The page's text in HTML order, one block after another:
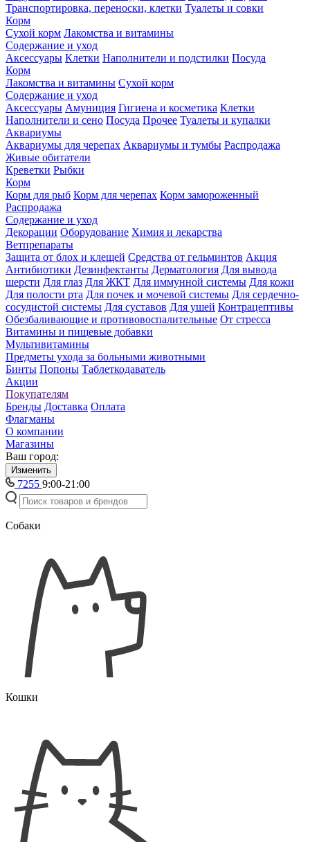
Транспортировка, переноски, клетки Туалеты и совки
Корм
Сухой корм Лакомства и витамины
Содержание и уход
Аксессуары Клетки Наполнители и подстилки Посуда
Корм
Лакомства и витамины Сухой корм
Содержание и уход
Аксессуары Амуниция Гигиена и косметика Клетки
Наполнители и сено Посуда Прочее Туалеты и купалки
Аквариумы
Аквариумы для черепах Аквариумы и тумбы Распродажа
Живые обитатели
Креветки Рыбки
Корм
Корм для рыб Корм для черепах Корм замороженный
Распродажа
Содержание и уход
Декорации Оборудование Химия и лекарства
Ветпрепараты
Защита от блох и клещей Средства от гельминтов Акция
Антибиотики Дезинфектанты Дерматология Для вывода
шерсти Для глаз Для ЖКТ Для иммунной системы Для кожи
Для полости рта Для почек и мочевой системы Для сердечно-
сосудистой системы Для суставов Для ушей Контрацептивы
Обезбаливающие и противовоспалительные От стресса
Витамины и пищевые добавки
Мультивитамины
Предметы ухода за больными животными
Бинты Попоны Таблеткодаватель
Акции
Покупателям
Бренды Доставка Оплата
Флагманы
О компании
Магазины
Ваш город:
Изменить
7255 9:00-21:00
Собаки
Кошки